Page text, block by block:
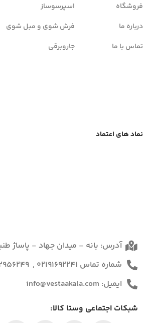
فروشگاه
درباره ما
تماس با ما
اسپرسوساز
فرش شوی و مبل شوی
جاروبرقی
نماد های اعتماد
آدرس: بانه - میدان جهاد - پاساژ طنین -
شماره تماس 02191692241 , 09182956249
ایمیل: info@vestaakala.com
شبکات اجتماعی وستا کالا: